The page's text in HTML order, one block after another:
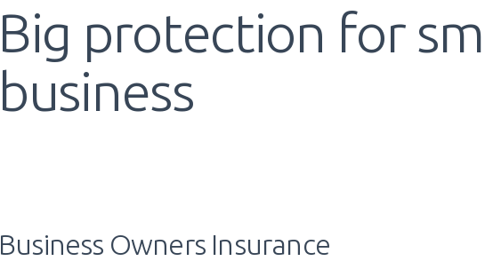
Big protection for
business
Business Owners Insurance